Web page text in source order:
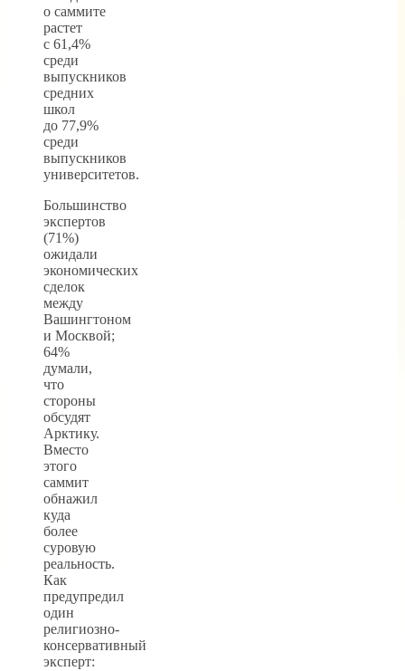
о саммите
растет
с 61,4%
среди
выпускников
средних
школ
до 77,9%
среди
выпускников
университетов.
Большинство
экспертов
(71%)
ожидали
экономических
сделок
между
Вашингтоном
и Москвой;
64%
думали,
что
стороны
обсудят
Арктику.
Вместо
этого
саммит
обнажил
куда
более
суровую
реальность.
Как
предупредил
один
религиозно-
консервативный
эксперт: